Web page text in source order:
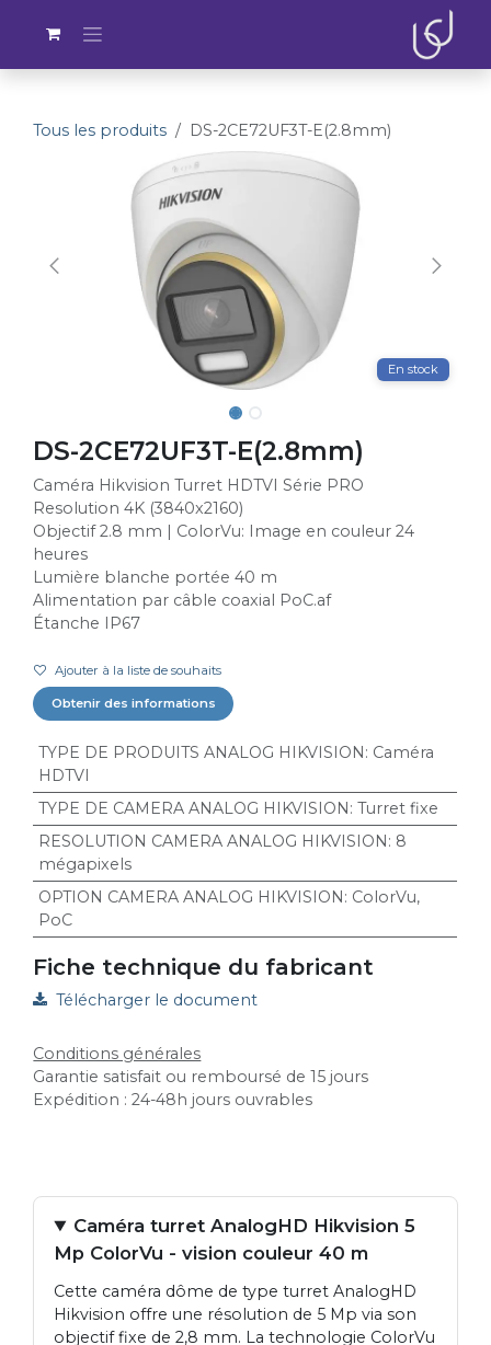
Tous les produits DS-2CE72UF3T-E(2.8mm)
En stock
DS-2CE72UF3T-E(2.8mm)
Caméra Hikvision Turret HDTVI Série PRO
Resolution 4K (3840x2160)
Objectif 2.8 mm | ColorVu: Image en couleur 24
heures
Lumière blanche portée 40 m
Alimentation par câble coaxial PoC.af
Étanche IP67
Ajouter à la liste de souhaits
Obtenir des informations
TYPE DE PRODUITS ANALOG HIKVISION: Caméra
HDTVI
TYPE DE CAMERA ANALOG HIKVISION: Turret fixe
RESOLUTION CAMERA ANALOG HIKVISION: 8
mégapixels
OPTION CAMERA ANALOG HIKVISION: ColorVu,
PoC
Fiche technique du fabricant
Télécharger le document
Conditions générales
Garantie satisfait ou remboursé de 15 jours
Expédition : 24-48h jours ouvrables
Caméra turret AnalogHD Hikvision 5
Mp ColorVu - vision couleur 40 m
Cette caméra dôme de type turret AnalogHD
Hikvision offre une résolution de 5 Mp via son
objectif fixe de 2,8 mm. La technologie ColorVu